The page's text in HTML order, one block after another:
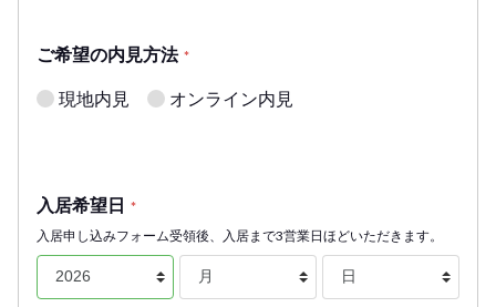
ご希望の内見方法 *
現地内見 オンライン内見
入居希望日 *
入居申し込みフォーム受領後、入居まで3営業日ほどいただきます。